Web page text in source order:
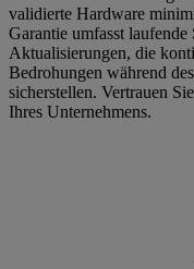
validierte Hardware
Garantie umfasst
Aktualisierungen, die
Bedrohungen während
sicherstellen. Vertrauen
Ihres Unternehmens.